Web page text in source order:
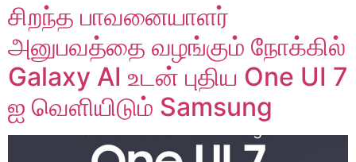
சிறந்த பாவனையாளர்
அனுபவத்தை வழங்கும் நோக்கில்
Galaxy AI உடன் புதிய One UI 7
ஐ வெளியிடும் Samsung